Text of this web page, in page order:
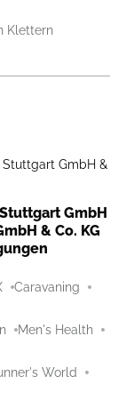
Klettern
Stuttgart GmbH &
GmbH
& Co. KG
Caravaning
Men's Health
World